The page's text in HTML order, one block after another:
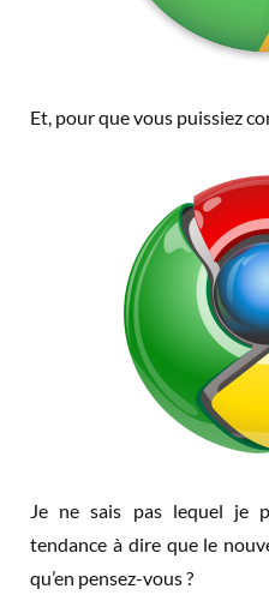
Et, pour que vous puissiez
Je ne sais pas lequel je
tendance à dire que le
qu’en pensez-vous ?